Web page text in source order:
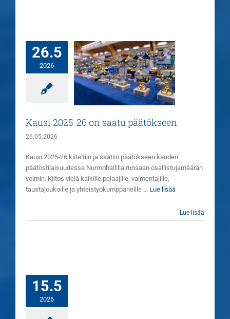
26.5
2026
2025-26 on saatu
Kausi 2025-26 on saatu päätökseen
26.05.2026
Kausi 2025-26 kiiteltiin ja saatiin päätökseen kauden
päätöstilaisuudessa Nurmohallilla runsaan osallistujamäärän
voimin. Kiitos vielä kaikille pelaajille, valmentajille,
taustajoukoille ja yhteistyökumppaneille ... Lue lisää
Lue lisää
15.5
2026